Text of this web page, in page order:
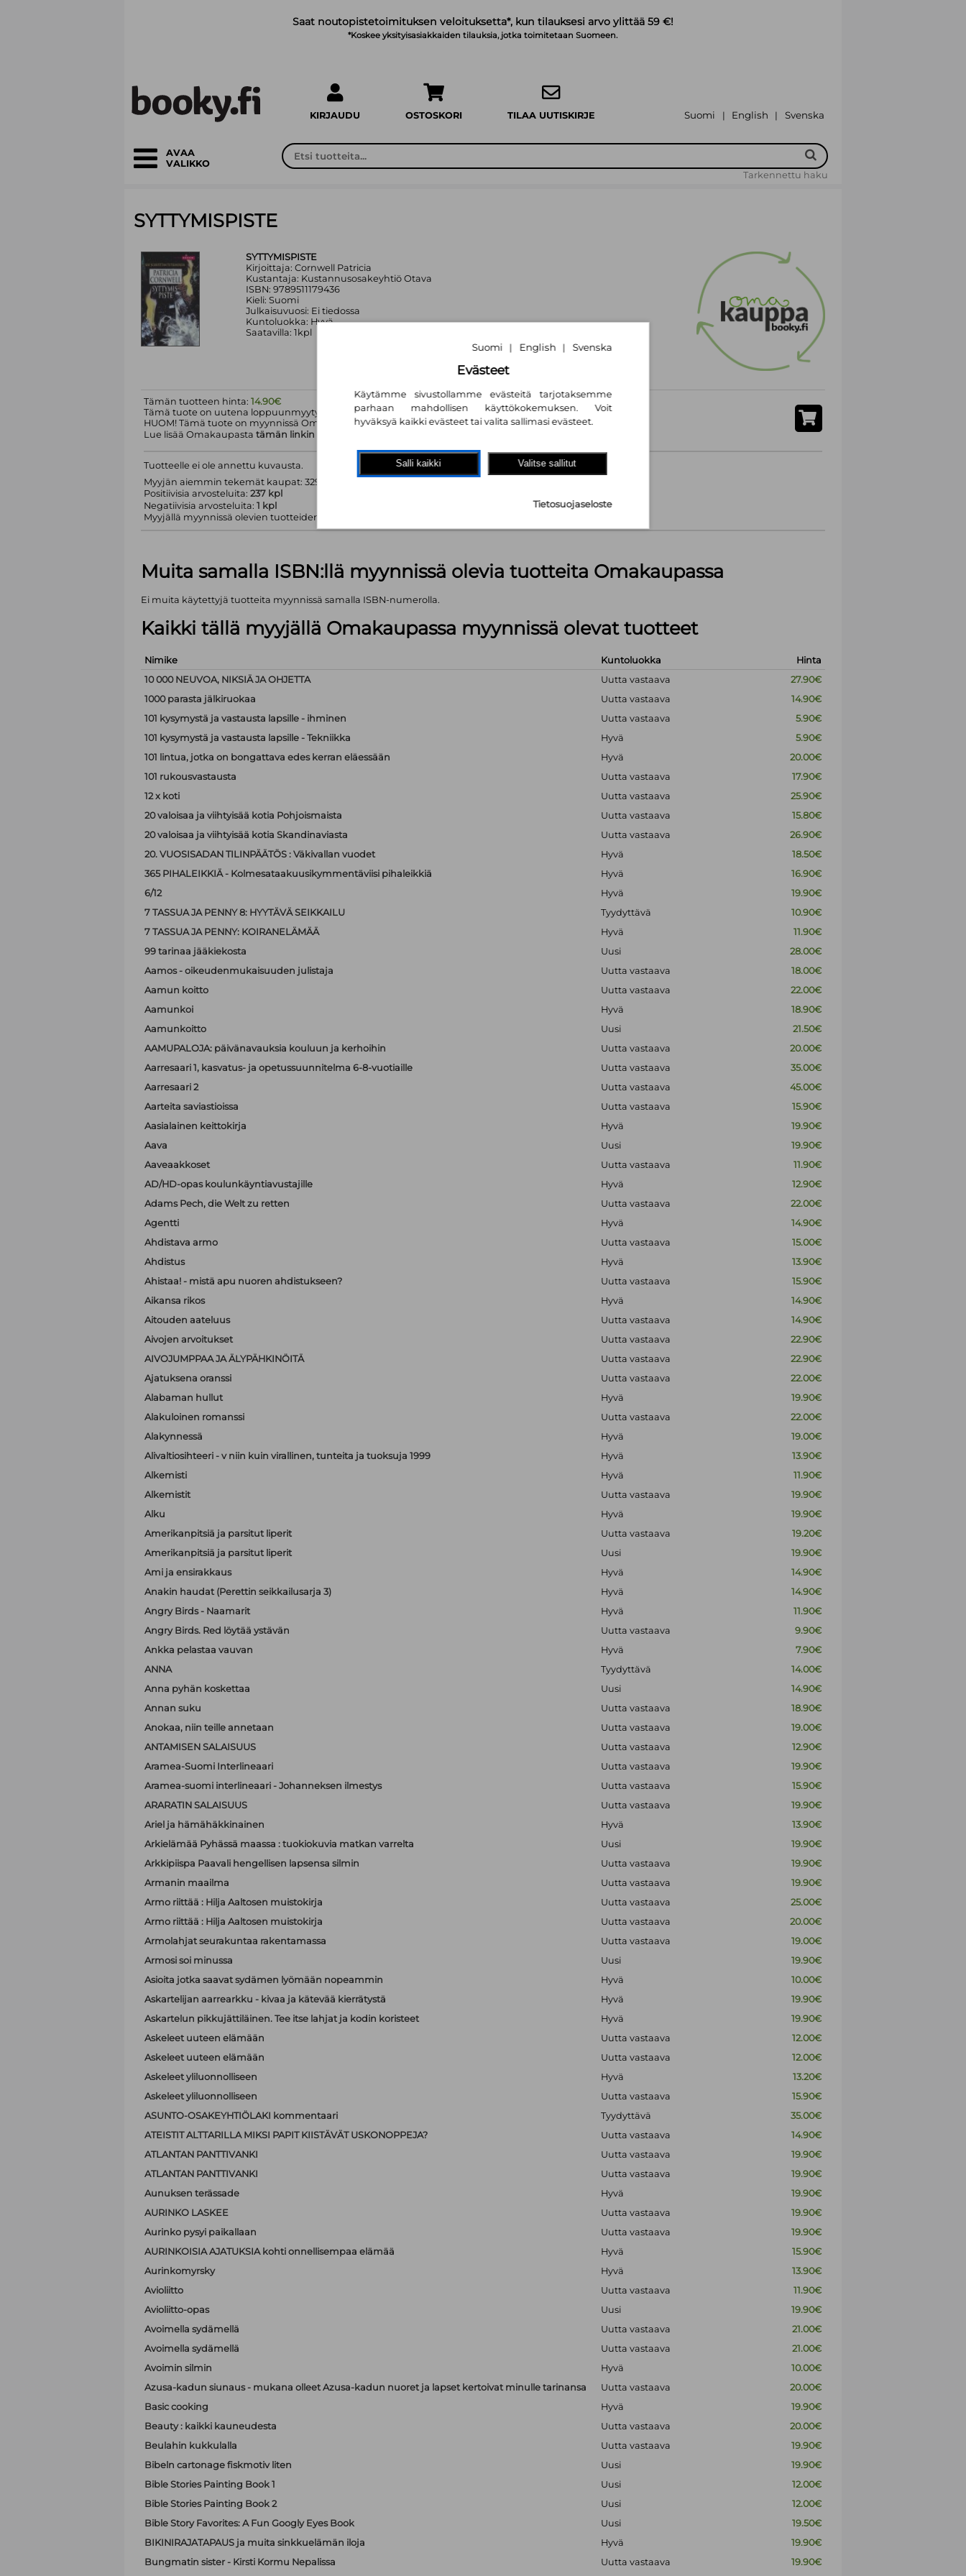
Saat noutopistetoimituksen veloituksetta*, kun tilauksesi arvo ylittää 59 €!
*Koskee yksityisasiakkaiden tilauksia, jotka toimitetaan Suomeen.
KIRJAUDU OSTOSKORI TILAA UUTISKIRJE Suomi | English | Svenska
AVAA
VALIKKO
Tarkennettu haku
SYTTYMISPISTE
SYTTYMISPISTE
Kirjoittaja: Cornwell Patricia
Kustantaja: Kustannusosakeyhtiö Otava
ISBN: 9789511179436
Kieli: Suomi
Julkaisuvuosi: Ei tiedossa
Kuntoluokka: Hyvä
Saatavilla: 1kpl
Tämän tuotteen hinta: 14.90€
Tämä tuote on uutena loppuunmyyty.
HUOM! Tämä tuote on myynnissä Omakaupassa
Lue lisää Omakaupasta tämän linkin
Tuotteelle ei ole annettu kuvausta.
Myyjän aiemmin tekemät kaupat: 329 kpl
Positiivisia arvosteluita: 237 kpl
Negatiivisia arvosteluita: 1 kpl
Myyjällä myynnissä olevien tuotteiden määrä (kts. alla): 1499 kpl
Muita samalla ISBN:llä myynnissä olevia tuotteita Omakaupassa
Ei muita käytettyjä tuotteita myynnissä samalla ISBN-numerolla.
Kaikki tällä myyjällä Omakaupassa myynnissä olevat tuotteet
Nimike Kuntoluokka
Hinta
10 000 NEUVOA, NIKSIÄ JA OHJETTA
Uutta vastaava
27.90€
1000 parasta jälkiruokaa
Uutta vastaava
14.90€
101 kysymystä ja vastausta lapsille - ihminen
Uutta vastaava
5.90€
101 kysymystä ja vastausta lapsille - Tekniikka
Hyvä
5.90€
101 lintua, jotka on bongattava edes kerran eläessään
Hyvä
20.00€
101 rukousvastausta
Uutta vastaava
17.90€
12 x koti
Uutta vastaava
25.90€
20 valoisaa ja viihtyisää kotia Pohjoismaista
Uutta vastaava
15.80€
20 valoisaa ja viihtyisää kotia Skandinaviasta
Uutta vastaava
26.90€
20. VUOSISADAN TILINPÄÄTÖS : Väkivallan vuodet
Hyvä
18.50€
365 PIHALEIKKIÄ - Kolmesataakuusikymmentäviisi pihaleikkiä
Hyvä
16.90€
6/12
Hyvä
19.90€
7 TASSUA JA PENNY 8: HYYTÄVÄ SEIKKAILU
Tyydyttävä
10.90€
7 TASSUA JA PENNY: KOIRANELÄMÄÄ
Hyvä
11.90€
99 tarinaa jääkiekosta
Uusi
28.00€
Aamos - oikeudenmukaisuuden julistaja
Uutta vastaava
18.00€
Aamun koitto
Uutta vastaava
22.00€
Aamunkoi
Hyvä
18.90€
Aamunkoitto
Uusi
21.50€
AAMUPALOJA: päivänavauksia kouluun ja kerhoihin
Uutta vastaava
20.00€
Aarresaari 1, kasvatus- ja opetussuunnitelma 6-8-vuotiaille
Uutta vastaava
35.00€
Aarresaari 2
Uutta vastaava
45.00€
Aarteita saviastioissa
Uutta vastaava
15.90€
Aasialainen keittokirja
Hyvä
19.90€
Aava
Uusi
19.90€
Aaveaakkoset
Uutta vastaava
11.90€
AD/HD-opas koulunkäyntiavustajille
Hyvä
12.90€
Adams Pech, die Welt zu retten
Uutta vastaava
22.00€
Agentti
Hyvä
14.90€
Ahdistava armo
Uutta vastaava
15.00€
Ahdistus
Hyvä
13.90€
Ahistaa! - mistä apu nuoren ahdistukseen?
Uutta vastaava
15.90€
Aikansa rikos
Hyvä
14.90€
Aitouden aateluus
Uutta vastaava
14.90€
Aivojen arvoitukset
Uutta vastaava
22.90€
AIVOJUMPPAA JA ÄLYPÄHKINÖITÄ
Uutta vastaava
22.90€
Ajatuksena oranssi
Uutta vastaava
22.00€
Alabaman hullut
Hyvä
19.90€
Alakuloinen romanssi
Uutta vastaava
22.00€
Alakynnessä
Hyvä
19.00€
Alivaltiosihteeri - v niin kuin virallinen, tunteita ja tuoksuja 1999
Hyvä
13.90€
Alkemisti
Hyvä
11.90€
Alkemistit
Uutta vastaava
19.90€
Alku
Hyvä
19.90€
Amerikanpitsiä ja parsitut liperit
Uutta vastaava
19.20€
Amerikanpitsiä ja parsitut liperit
Uusi
19.90€
Ami ja ensirakkaus
Hyvä
14.90€
Anakin haudat (Perettin seikkailusarja 3)
Hyvä
14.90€
Angry Birds - Naamarit
Hyvä
11.90€
Angry Birds. Red löytää ystävän
Uutta vastaava
9.90€
Ankka pelastaa vauvan
Hyvä
7.90€
ANNA
Tyydyttävä
14.00€
Anna pyhän koskettaa
Uusi
14.90€
Annan suku
Uutta vastaava
18.90€
Anokaa, niin teille annetaan
Uutta vastaava
19.00€
ANTAMISEN SALAISUUS
Uutta vastaava
12.90€
Aramea-Suomi Interlineaari
Uutta vastaava
19.90€
Aramea-suomi interlineaari - Johanneksen ilmestys
Uutta vastaava
15.90€
ARARATIN SALAISUUS
Uutta vastaava
19.90€
Ariel ja hämähäkkinainen
Hyvä
13.90€
Arkielämää Pyhässä maassa : tuokiokuvia matkan varrelta
Uusi
19.90€
Arkkipiispa Paavali hengellisen lapsensa silmin
Uutta vastaava
19.90€
Armanin maailma
Uutta vastaava
19.90€
Armo riittää : Hilja Aaltosen muistokirja
Uutta vastaava
25.00€
Armo riittää : Hilja Aaltosen muistokirja
Uutta vastaava
20.00€
Armolahjat seurakuntaa rakentamassa
Uutta vastaava
19.00€
Armosi soi minussa
Uusi
19.90€
Asioita jotka saavat sydämen lyömään nopeammin
Hyvä
10.00€
Askartelijan aarrearkku - kivaa ja kätevää kierrätystä
Hyvä
19.90€
Askartelun pikkujättiläinen. Tee itse lahjat ja kodin koristeet
Hyvä
19.90€
Askeleet uuteen elämään
Uutta vastaava
12.00€
Askeleet uuteen elämään
Uutta vastaava
12.00€
Askeleet yliluonnolliseen
Hyvä
13.20€
Askeleet yliluonnolliseen
Uutta vastaava
15.90€
ASUNTO-OSAKEYHTIÖLAKI kommentaari
Tyydyttävä
35.00€
ATEISTIT ALTTARILLA MIKSI PAPIT KIISTÄVÄT USKONOPPEJA?
Uutta vastaava
14.90€
ATLANTAN PANTTIVANKI
Uutta vastaava
19.90€
ATLANTAN PANTTIVANKI
Uutta vastaava
19.90€
Aunuksen terässade
Hyvä
19.90€
AURINKO LASKEE
Uutta vastaava
19.90€
Aurinko pysyi paikallaan
Uutta vastaava
19.90€
AURINKOISIA AJATUKSIA kohti onnellisempaa elämää
Hyvä
15.90€
Aurinkomyrsky
Hyvä
13.90€
Avioliitto
Uutta vastaava
11.90€
Avioliitto-opas
Uusi
19.90€
Avoimella sydämellä
Uutta vastaava
21.00€
Avoimella sydämellä
Uutta vastaava
21.00€
Avoimin silmin
Hyvä
10.00€
Azusa-kadun siunaus - mukana olleet Azusa-kadun nuoret ja lapset kertoivat minulle tarinansa
Uutta vastaava
20.00€
Basic cooking
Hyvä
19.90€
Beauty : kaikki kauneudesta
Uutta vastaava
20.00€
Beulahin kukkulalla
Uutta vastaava
19.90€
Bibeln cartonage fiskmotiv liten
Uusi
19.90€
Bible Stories Painting Book 1
Uusi
12.00€
Bible Stories Painting Book 2
Uusi
12.00€
Bible Story Favorites: A Fun Googly Eyes Book
Uusi
19.50€
BIKINIRAJATAPAUS ja muita sinkkuelämän iloja
Hyvä
19.90€
Bungmatin sister - Kirsti Kormu Nepalissa
Uutta vastaava
19.90€
Suomi | English | Svenska
Evästeet
Käytämme sivustollamme evästeitä tarjotaksemme
parhaan mahdollisen käyttökokemuksen. Voit
hyväksyä kaikki evästeet tai valita sallimasi evästeet.
Salli kaikki Valitse sallitut
Tietosuojaseloste